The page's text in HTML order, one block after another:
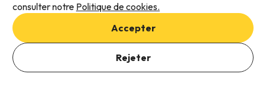
Ajouter des dates pour vérifier la disponibilité
Sélectionnez les dates de réservation
Conditions générales d'utilisation
Protection des données
Politique en matière de cookies
consulter notre Politique de cookies.
Accepter
Rejeter